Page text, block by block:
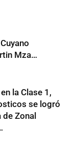
Mza…
la Clase 1,
se logró
Zonal